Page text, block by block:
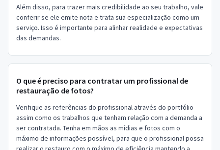
Além disso, para trazer mais credibilidade ao seu trabalho, vale
conferir se ele emite nota e trata sua especialização como um
serviço. Isso é importante para alinhar realidade e expectativas
das demandas.
O que é preciso para contratar um profissional de
restauração de fotos?
Verifique as referências do profissional através do portfólio
assim como os trabalhos que tenham relação com a demanda a
ser contratada. Tenha em mãos as mídias e fotos com o
máximo de informações possível, para que o profissional possa